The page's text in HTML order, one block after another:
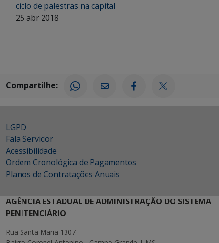
ciclo de palestras na capital
25 abr 2018
Compartilhe:
LGPD
Fala Servidor
Acessibilidade
Ordem Cronológica de Pagamentos
Planos de Contratações Anuais
AGÊNCIA ESTADUAL DE ADMINISTRAÇÃO DO SISTEMA
PENITENCIÁRIO
Rua Santa Maria 1307